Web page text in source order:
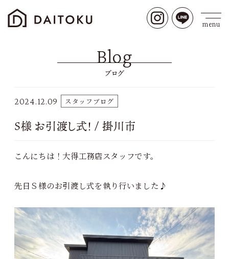
Blog
ブログ
2024.12.09 スタッフブログ
S様 お引渡し式！ / 掛川市
こんにちは！大得工務店スタッフです。
先日Ｓ様のお引渡し式を執り行いました♪